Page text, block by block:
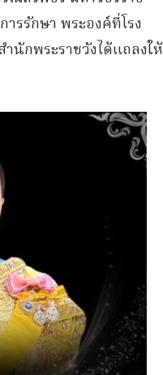
รรักษา พระองค์ที่โรง
กพระราชวังได้แถลงให้